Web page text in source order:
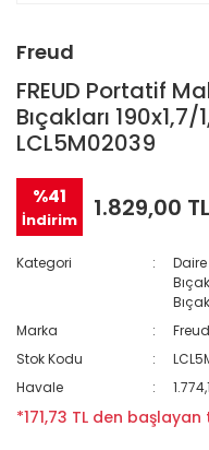
Freud
FREUD Portatif
Bıçakları
LCL5M02039
%41
İndirim 1.829,00 TL
Kategori Daire
Marka
Freud
Stok Kodu
Havale
*171,73 TL den